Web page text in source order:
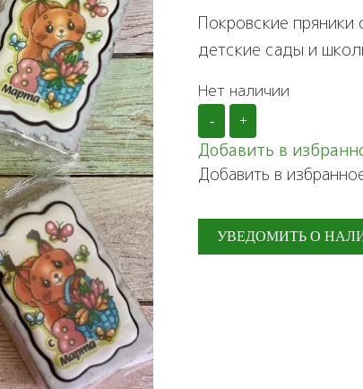
Покровские
детские сады и
Нет наличии
- +
Добавить в
Добавить в